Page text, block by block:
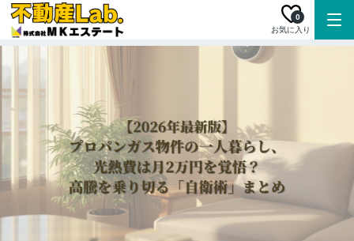
お気に入り
0